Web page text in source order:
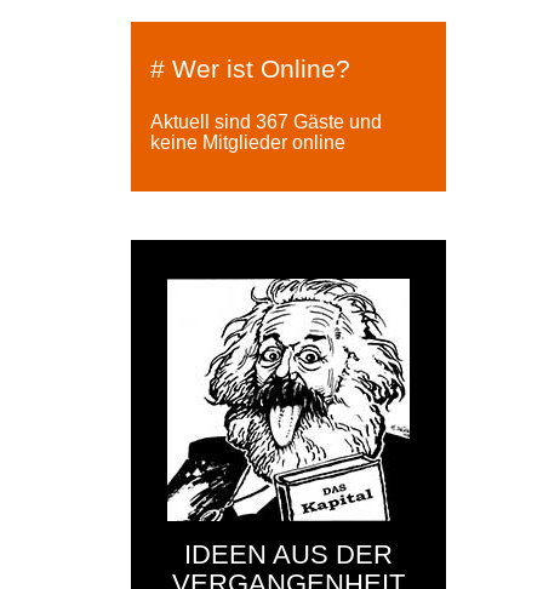
# Wer ist Online?
Aktuell sind 367 Gäste und
keine Mitglieder online
IDEEN AUS DER